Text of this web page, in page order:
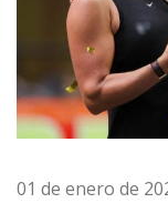
01 de enero de